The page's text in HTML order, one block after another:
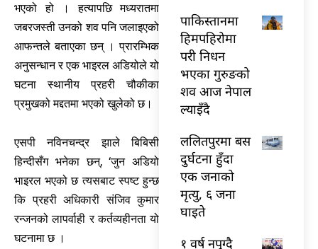
भएको हो । हत्यापछि मध्यरातमा
जबरजस्ती उनको शव पनि जलाइएको
आफन्तले बताएका छन् । प्रारम्भिक
अनुसन्धान र एक भाइरल अडियोले यो
घटना स्थानीय प्रहरी चौकीका
प्रमुखको मद्दतमा भएको खुलेको छ।
एसपी नविनचन्द्र झाले बिबिसी
हिन्दीसँग भनेका छन्, ‘जुन अडियो
भाइरल भएको छ त्यसबाट स्पष्ट हुन्छ
कि प्रहरी अधिकारी संजिव कुमार
रन्जनको लापर्वाही र कर्तव्यहीनता यो
घटनामा छ ।
पाकिस्तानमा
हिमपहिरोमा
परी निधन
भएका गुरुङको
शव आज नेपाल
ल्याइँदै
ललितपुरमा बस
दुर्घटना हुँदा
एक जनाको
मृत्यु, ६ जना
घाइते
१ वर्ष नपुग्दै